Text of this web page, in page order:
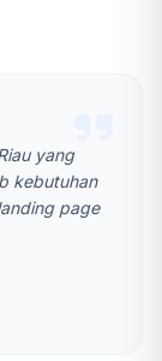
yang
kebutuhan
page